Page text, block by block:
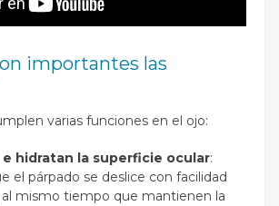
importantes las
varias funciones en el ojo:
hidratan la superficie ocular:
el párpado se deslice con facilidad
al mismo tiempo que mantienen la